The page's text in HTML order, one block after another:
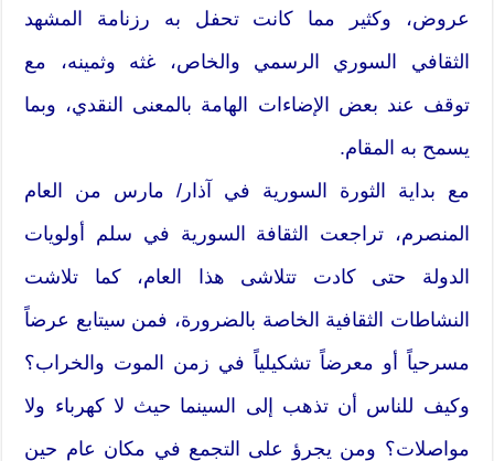
عروض، وكثير مما كانت تحفل به رزنامة المشهد
الثقافي السوري الرسمي والخاص، غثه وثمينه، مع
توقف عند بعض الإضاءات الهامة بالمعنى النقدي، وبما
يسمح به المقام.
مع بداية الثورة السورية في آذار/ مارس من العام
المنصرم، تراجعت الثقافة السورية في سلم أولويات
الدولة حتى كادت تتلاشى هذا العام، كما تلاشت
النشاطات الثقافية الخاصة بالضرورة، فمن سيتابع عرضاً
مسرحياً أو معرضاً تشكيلياً في زمن الموت والخراب؟
وكيف للناس أن تذهب إلى السينما حيث لا كهرباء ولا
مواصلات؟ ومن يجرؤ على التجمع في مكان عام حين